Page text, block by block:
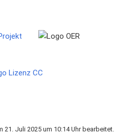
21. Juli 2025 um 10:14 Uhr bearbeitet.